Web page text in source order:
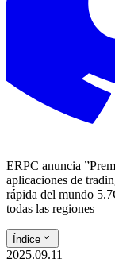
ERPC anuncia
aplicaciones de
rápida del mundo
todas las regiones
Índice
2025.09.11